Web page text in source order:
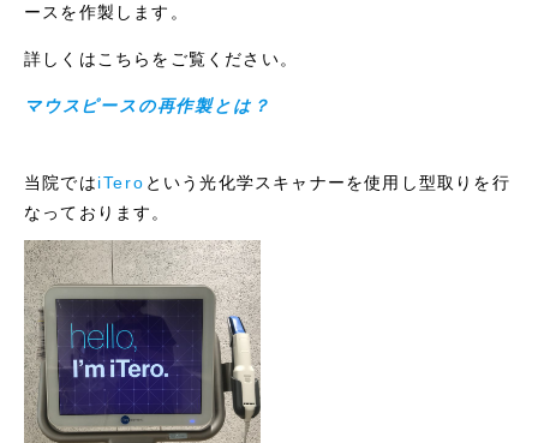
ースを作製します。
詳しくはこちらをご覧ください。
マウスピースの再作製とは？
当院ではiTero という光化学スキャナーを使用し型取りを行
なっております。